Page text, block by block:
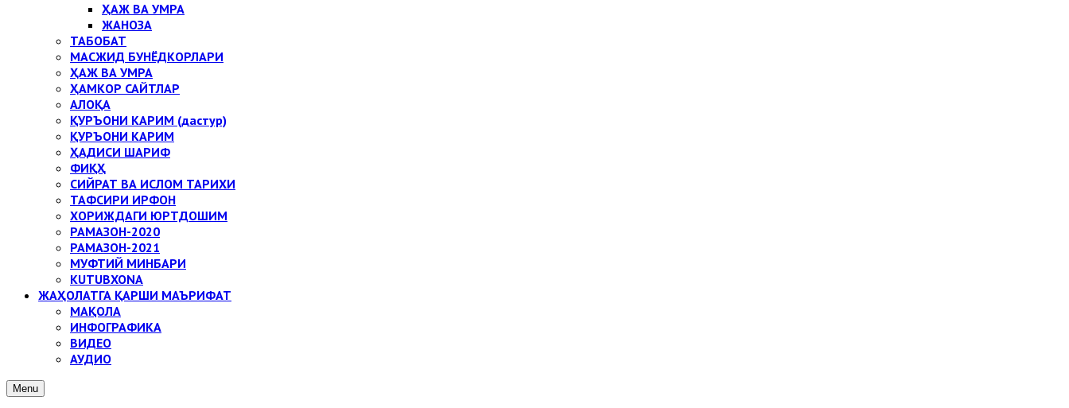
ҲАЖ ВА УМРА
ЖАНОЗА
ТАБОБАТ
МАСЖИД БУНЁДКОРЛАРИ
ҲАЖ ВА УМРА
ҲАМКОР САЙТЛАР
АЛОҚА
ҚУРЪОНИ КАРИМ (дастур)
ҚУРЪОНИ КАРИМ
ҲАДИСИ ШАРИФ
ФИҚҲ
СИЙРАТ ВА ИСЛОМ ТАРИХИ
ТАФСИРИ ИРФОН
ХОРИЖДАГИ ЮРТДОШИМ
РАМАЗОН-2020
РАМАЗОН-2021
МУФТИЙ МИНБАРИ
KUTUBXONA
ЖАҲОЛАТГА ҚАРШИ МАЪРИФАТ
МАҚОЛА
ИНФОГРАФИКА
ВИДЕО
АУДИО
Menu